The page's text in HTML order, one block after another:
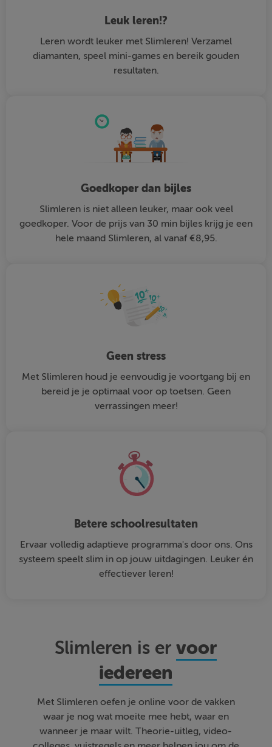
Leuk leren!?
Leren wordt leuker met Slimleren! Verzamel
diamanten, speel mini-games en bereik gouden
resultaten.
Goedkoper dan bijles
Slimleren is niet alleen leuker, maar ook veel
goedkoper. Voor de prijs van 30 min bijles krijg je een
hele maand Slimleren, al vanaf €8,95.
Geen stress
Met Slimleren houd je eenvoudig je voortgang bij en
bereid je je optimaal voor op toetsen. Geen
verrassingen meer!
Betere schoolresultaten
Ervaar volledig adaptieve programma's door ons. Ons
systeem speelt slim in op jouw uitdagingen. Leuker én
effectiever leren!
Slimleren is ervoor
iedereen
Met Slimleren oefen je online voor de vakken
waar je nog wat moeite mee hebt, waar en
wanneer je maar wilt. Theorie-uitleg, video-